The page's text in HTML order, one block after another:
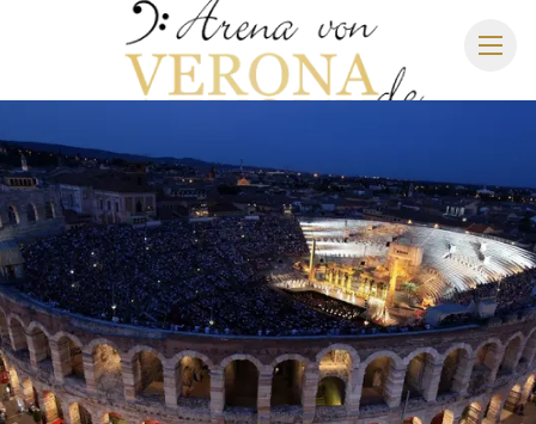
SPIELPLAN 2027
SITZPLAN HOTELS
ANREISE